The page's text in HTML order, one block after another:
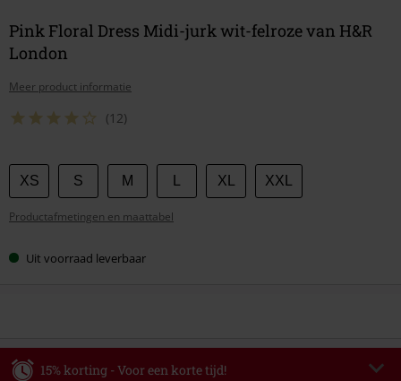
Pink Floral Dress Midi-jurk wit-felroze van H&R
London
Meer product informatie
(12)
Kies
je
maat
XS S M XL XXL
Productafmetingen en maattabel
Uit voorraad leverbaar
15% korting - Voor een korte tijd!